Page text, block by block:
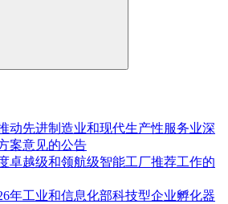
动先进制造业和现代生产性服务业深
案意见的公告
卓越级和领航级智能工厂推荐工作的
年工业和信息化部科技型企业孵化器